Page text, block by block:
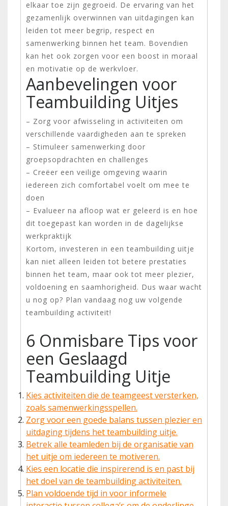
elkaar toe zijn gegroeid. De ervaring van het
gezamenlijk overwinnen van uitdagingen kan
leiden tot meer begrip, respect en
samenwerking binnen het team. Bovendien
kan het ook zorgen voor een boost in moraal
en motivatie op de werkvloer.
Aanbevelingen voor
Teambuilding Uitjes
– Zorg voor afwisseling in activiteiten om
verschillende vaardigheden aan te spreken
– Stimuleer samenwerking door
groepsopdrachten en challenges
– Creëer een veilige omgeving waarin
iedereen zich comfortabel voelt om mee te
doen
– Evalueer na afloop wat er geleerd is en hoe
dit toegepast kan worden in de dagelijkse
werkpraktijk
Kortom, investeren in een teambuilding uitje
kan niet alleen leiden tot betere prestaties
binnen het team, maar ook tot meer plezier,
voldoening en saamhorigheid. Dus waar wacht
u nog op? Plan vandaag nog uw volgende
teambuilding activiteit!
6 Onmisbare Tips voor
een Geslaagd
Teambuilding Uitje
Kies activiteiten die de teamgeest versterken,
zoals samenwerkingsspellen.
Zorg voor een goede balans tussen plezier en
uitdaging tijdens het teambuilding uitje.
Betrek alle teamleden bij de organisatie van
het uitje om iedereen te motiveren.
Kies een locatie die inspirerend is en past bij
het doel van de teambuilding activiteiten.
Plan voldoende tijd in voor informele